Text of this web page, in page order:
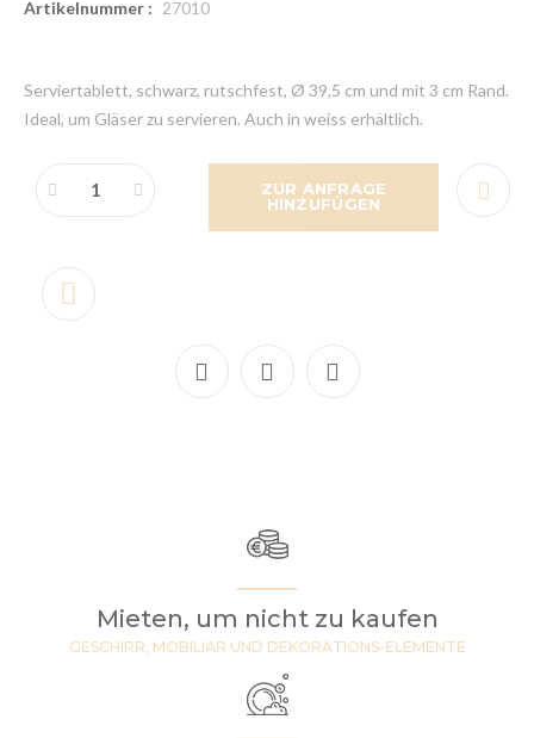
Artikelnummer : 27010
Serviertablett, schwarz, rutschfest, Ø 39,5 cm und mit 3 cm Rand.
Ideal, um Gläser zu servieren. Auch in weiss erhältlich.
ZUR ANFRAGE
HINZUFÜGEN
Mieten, um nicht zu kaufen
GESCHIRR, MOBILIAR UND DEKORATIONS-ELEMENTE